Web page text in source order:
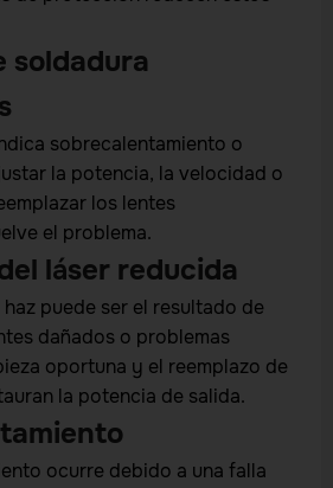
soldadura
sobrecalentamiento o
la potencia, la velocidad o
los lentes
el problema.
láser reducida
puede ser el resultado de
dañados o problemas
oportuna y el reemplazo de
la potencia de salida.
ocurre debido a una falla